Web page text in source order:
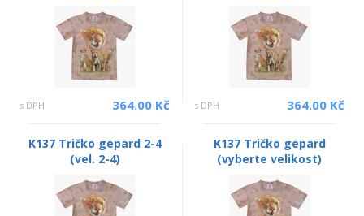
s DPH 364.00 Kč s DPH 364.00 Kč
K137 Tričko gepard 2-4
(vel. 2-4)
K137 Tričko gepard
(vyberte velikost)